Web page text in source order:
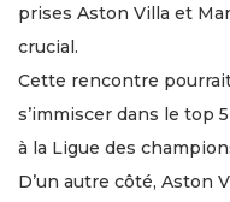
prises Aston Villa et
crucial.
Cette rencontre
s’immiscer dans le top
à la Ligue des
D’un autre côté, Aston